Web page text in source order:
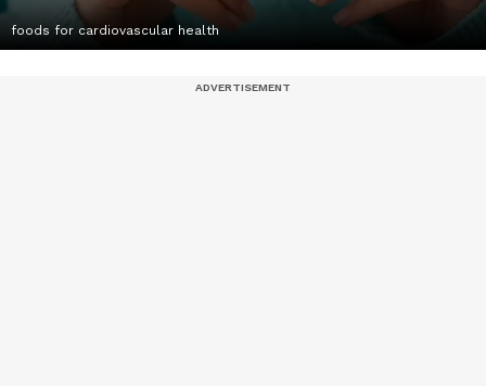
foods for cardiovascular health